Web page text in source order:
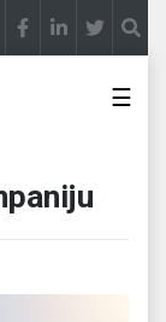
pretvara u destinaciju
☰